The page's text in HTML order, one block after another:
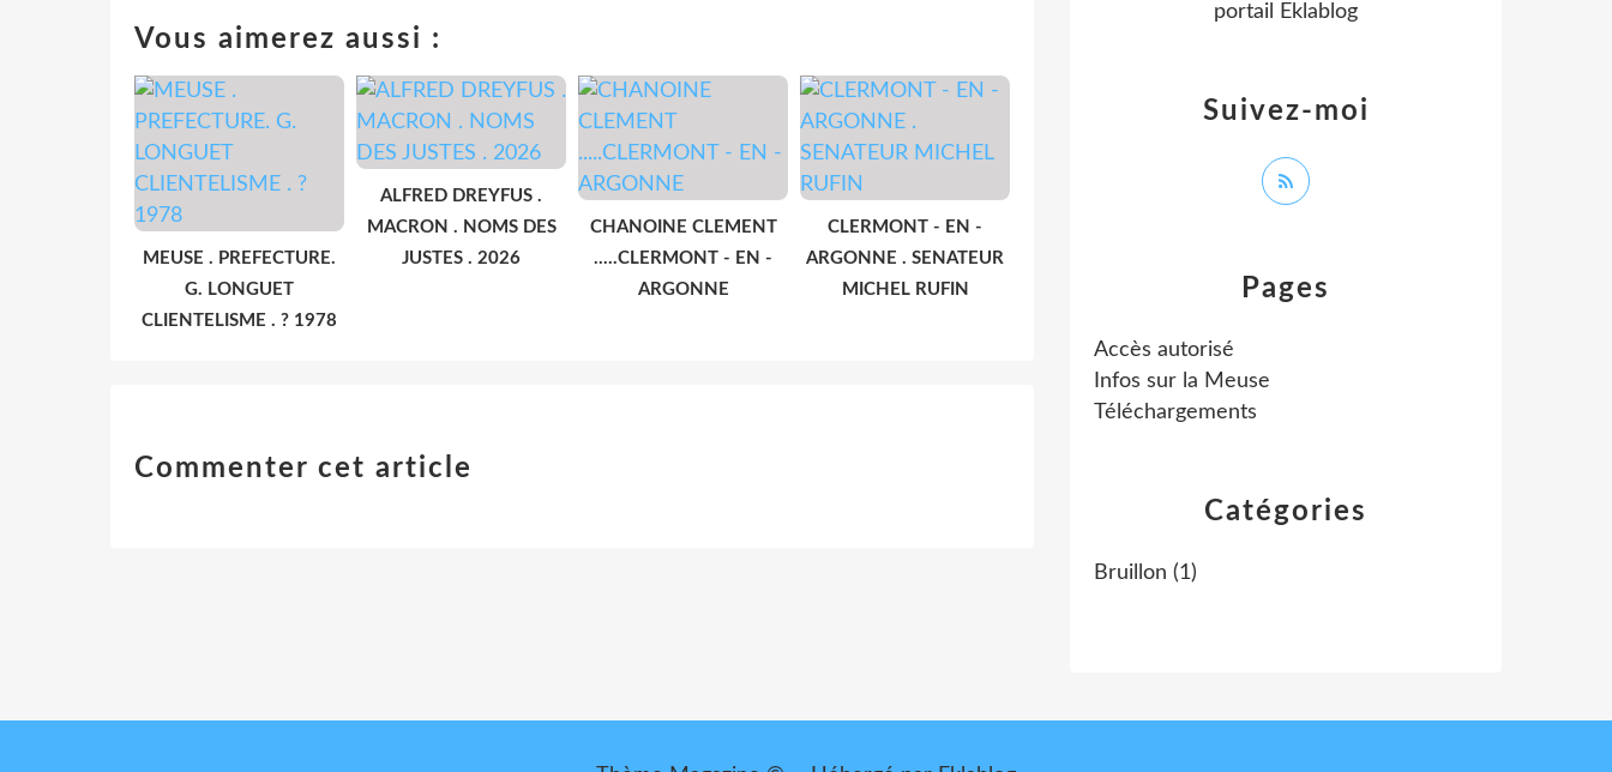
Vous aimerez aussi :
MEUSE . PREFECTURE.
G. LONGUET
CLIENTELISME . ? 1978
ALFRED DREYFUS .
MACRON . NOMS DES
JUSTES . 2026
CHANOINE CLEMENT
.....CLERMONT - EN -
ARGONNE
CLERMONT - EN -
ARGONNE . SENATEUR
MICHEL RUFIN
Commenter cet article
Catégories
Bruillon (1)
Pages
Accès autorisé
Infos sur la Meuse
Téléchargements
Suivez-moi
portail Eklablog